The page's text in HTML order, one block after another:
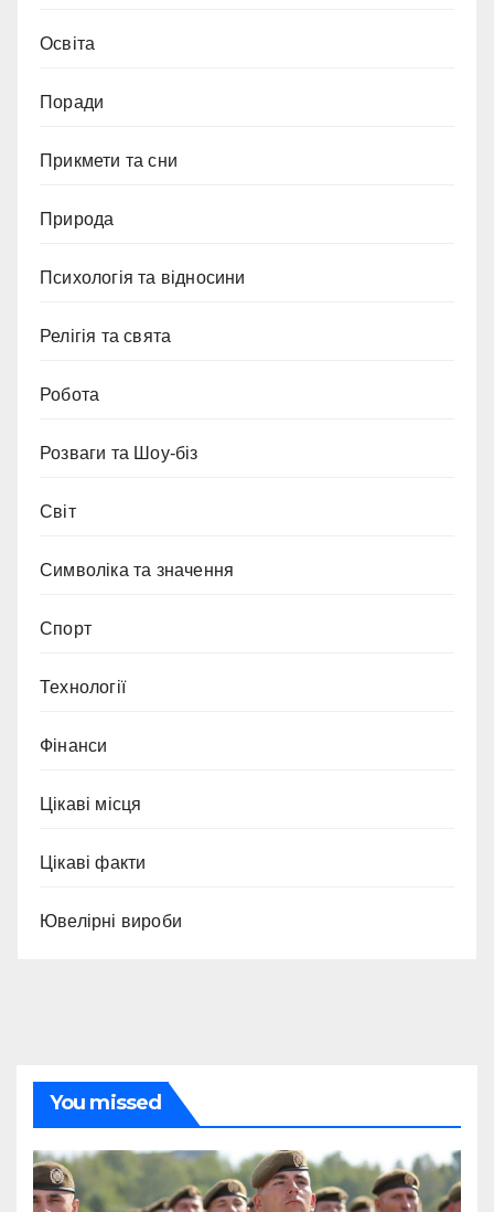
Освіта
Поради
Прикмети та сни
Природа
Психологія та відносини
Релігія та свята
Робота
Розваги та Шоу-біз
Світ
Символіка та значення
Спорт
Технології
Фінанси
Цікаві місця
Цікаві факти
Ювелірні вироби
You missed